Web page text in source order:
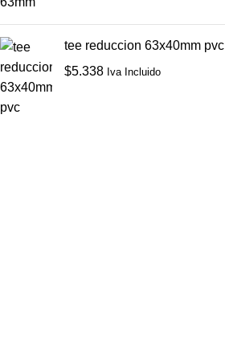
tee reduccion 63x40mm pvc
$5.338 Iva Incluido